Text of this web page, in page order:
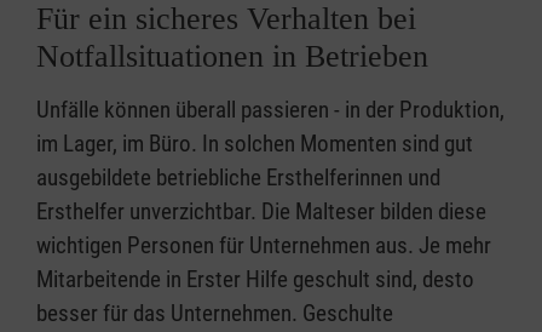
Für ein sicheres Verhalten bei
Notfallsituationen in Betrieben
Unfälle können überall passieren - in der Produktion,
im Lager, im Büro. In solchen Momenten sind gut
ausgebildete betriebliche Ersthelferinnen und
Ersthelfer unverzichtbar. Die Malteser bilden diese
wichtigen Personen für Unternehmen aus. Je mehr
Mitarbeitende in Erster Hilfe geschult sind, desto
besser für das Unternehmen. Geschulte